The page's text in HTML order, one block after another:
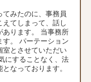
みたのに、事務員
てしまって、話し
あります。 当事務所
す。 パーテーション
室とさせていただい
にすることなく、法
なっております。